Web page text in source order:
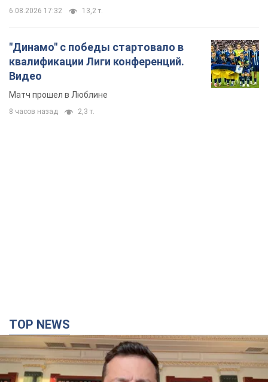
6.08.2026 17:32 13,2 т.
"Динамо" с победы стартовало в
квалификации Лиги конференций.
Видео
Матч прошел в Люблине
8 часов назад 2,3 т.
TOP NEWS